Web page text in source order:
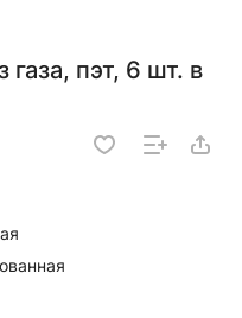
газа, пэт, 6 шт. в